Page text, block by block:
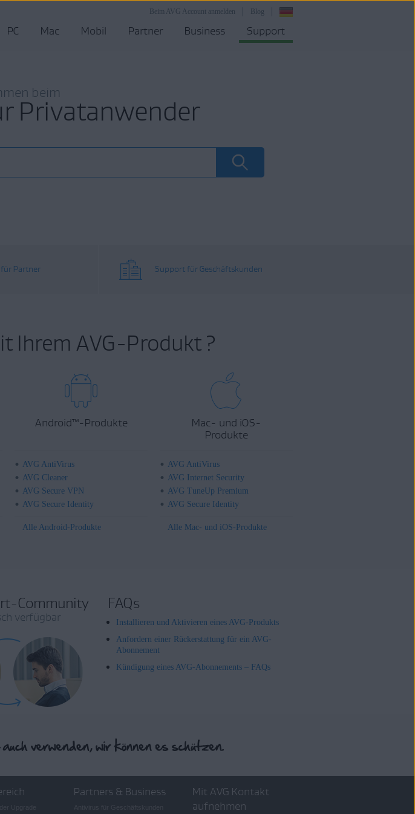
Blog
Beim AVG Account anmelden
PC Mac Mobil Partner Business Support
beim
Privatanwender
Partner Support für Geschäftskunden
Ihrem AVG-Produkt ?
Android™-Produkte
AVG AntiVirus
AVG Cleaner
AVG Secure VPN
AVG Secure Identity
Alle Android-Produkte
Mac- und iOS-
Produkte
AVG AntiVirus
AVG Internet Security
AVG TuneUp Premium
AVG Secure Identity
Alle Mac- und iOS-Produkte
Community
verfügbar
FAQs
Installieren und Aktivieren eines AVG-Produkts
Anfordern einer Rückerstattung für ein AVG-
Abonnement
Kündigung eines AVG-Abonnements – FAQs
Partners & Business
Mit AVG Kontakt
aufnehmen